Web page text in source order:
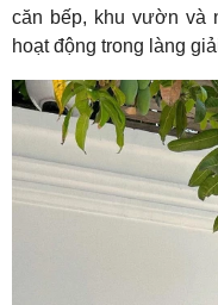
căn bếp, khu vườn và
hoạt động trong làng